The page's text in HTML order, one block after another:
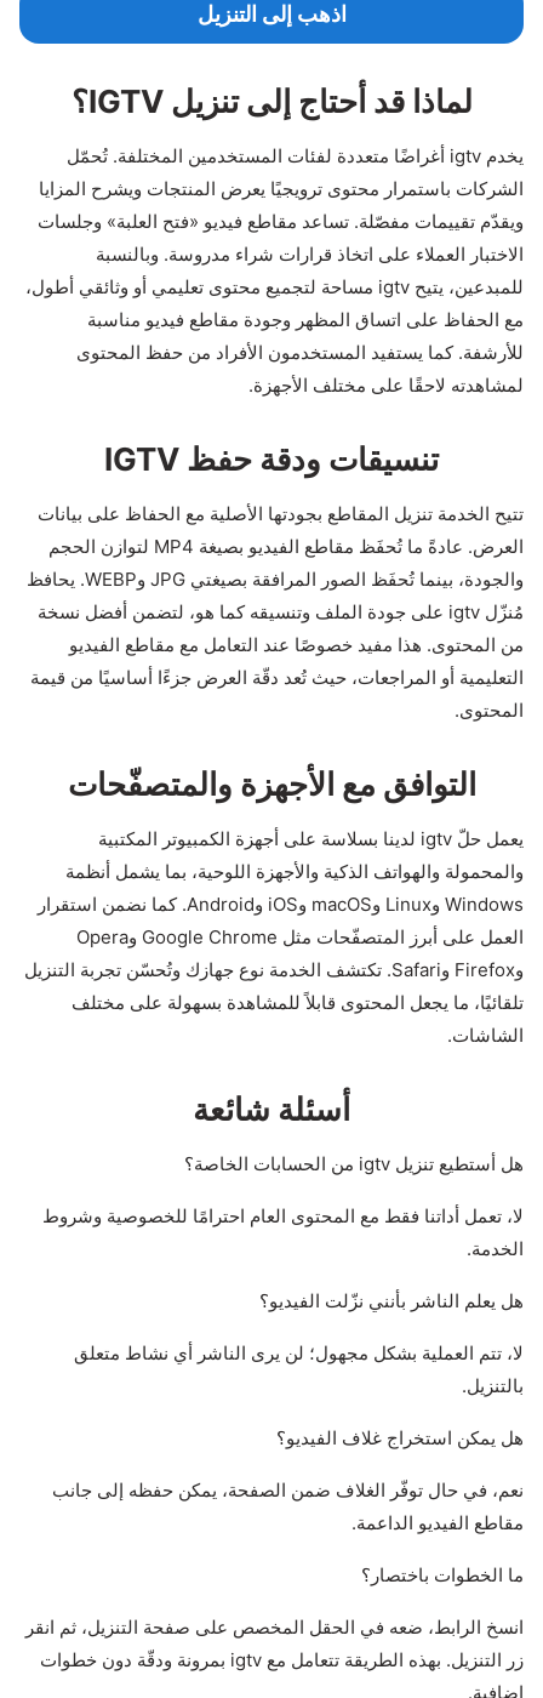
اذهب إلى التنزيل
لماذا قد أحتاج إلى تنزيل IGTV؟
يخدم igtv أغراضًا متعددة لفئات المستخدمين المختلفة. تُحمّل
الشركات باستمرار محتوى ترويجيًا يعرض المنتجات ويشرح المزايا
ويقدّم تقييمات مفصّلة. تساعد مقاطع فيديو «فتح العلبة» وجلسات
الاختبار العملاء على اتخاذ قرارات شراء مدروسة. وبالنسبة
للمبدعين، يتيح igtv مساحة لتجميع محتوى تعليمي أو وثائقي أطول،
مع الحفاظ على اتساق المظهر وجودة مقاطع فيديو مناسبة
للأرشفة. كما يستفيد المستخدمون الأفراد من حفظ المحتوى
لمشاهدته لاحقًا على مختلف الأجهزة.
تنسيقات ودقة حفظ IGTV
تتيح الخدمة تنزيل المقاطع بجودتها الأصلية مع الحفاظ على بيانات
العرض. عادةً ما تُحفَظ مقاطع الفيديو بصيغة MP4 لتوازن الحجم
والجودة، بينما تُحفَظ الصور المرافقة بصيغتي JPG وWEBP. يحافظ
مُنزّل igtv على جودة الملف وتنسيقه كما هو، لتضمن أفضل نسخة
من المحتوى. هذا مفيد خصوصًا عند التعامل مع مقاطع الفيديو
التعليمية أو المراجعات، حيث تُعد دقّة العرض جزءًا أساسيًا من قيمة
المحتوى.
التوافق مع الأجهزة والمتصفّحات
يعمل حلّ igtv لدينا بسلاسة على أجهزة الكمبيوتر المكتبية
والمحمولة والهواتف الذكية والأجهزة اللوحية، بما يشمل أنظمة
Windows وLinux وmacOS وiOS وAndroid. كما نضمن استقرار
العمل على أبرز المتصفّحات مثل Google Chrome وOpera
وFirefox وSafari. تكتشف الخدمة نوع جهازك وتُحسّن تجربة التنزيل
تلقائيًا، ما يجعل المحتوى قابلاً للمشاهدة بسهولة على مختلف
الشاشات.
أسئلة شائعة
هل أستطيع تنزيل igtv من الحسابات الخاصة؟
لا، تعمل أداتنا فقط مع المحتوى العام احترامًا للخصوصية وشروط
الخدمة.
هل يعلم الناشر بأنني نزّلت الفيديو؟
لا، تتم العملية بشكل مجهول؛ لن يرى الناشر أي نشاط متعلق
بالتنزيل.
هل يمكن استخراج غلاف الفيديو؟
نعم، في حال توفّر الغلاف ضمن الصفحة، يمكن حفظه إلى جانب
مقاطع الفيديو الداعمة.
ما الخطوات باختصار؟
انسخ الرابط، ضعه في الحقل المخصص على صفحة التنزيل، ثم انقر
زر التنزيل. بهذه الطريقة تتعامل مع igtv بمرونة ودقّة دون خطوات
إضافية.